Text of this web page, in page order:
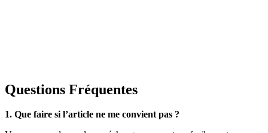
Questions Fréquentes
1. Que faire si l’article ne me convient pas ?